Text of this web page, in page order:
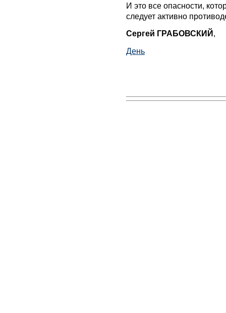
И это все опасности,
следует активно
Сергей ГРАБОВСКИЙ,
День